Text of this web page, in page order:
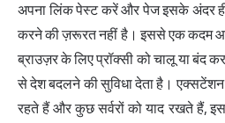
अपना लिंक पेस्ट करें और पेज इसके अंदर ही
करने की ज़रूरत नहीं है। इससे एक कदम
ब्राउज़र के लिए प्रॉक्सी को चालू या बंद
से देश बदलने की सुविधा देता है। एक्सटेंशन
रहते हैं और कुछ सर्वरों को याद रखते हैं,